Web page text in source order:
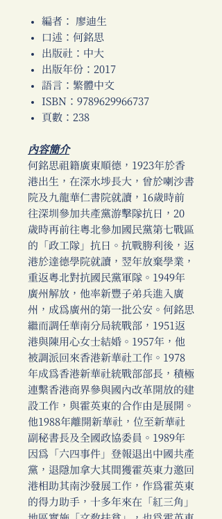
編者： 廖迪生
口述：何銘思
出版社：中大
出版年份：2017
語言：繁體中文
ISBN：9789629966737
頁數：238
內容簡介
何銘思祖籍廣東順德，1923年於香
港出生，在深水埗長大，曾於喇沙書
院及九龍華仁書院就讀，16歲時前
往深圳參加共產黨游擊隊抗日，20
歲時再前往粵北參加國民黨第七戰區
的「政工隊」抗日。抗戰勝利後，返
港於達德學院就讀，翌年放棄學業，
重返粵北對抗國民黨軍隊。1949年
廣州解放，他率新豐子弟兵進入廣
州，成為廣州的第一批公安。何銘思
繼而調任華南分局統戰部，1951返
港與陳用心女士結婚。1957年，他
被調派回來香港新華社工作。1978
年成為香港新華社統戰部部長，積極
連繫香港商界參與國內改革開放的建
設工作，與霍英東的合作由是展開。
他1988年離開新華社，位至新華社
副秘書長及全國政協委員。1989年
因為「六四事件」登報退出中國共產
黨，退隱加拿大其間獲霍英東力邀回
港相助其南沙發展工作，作為霍英東
的得力助手，十多年來在「紅三角」